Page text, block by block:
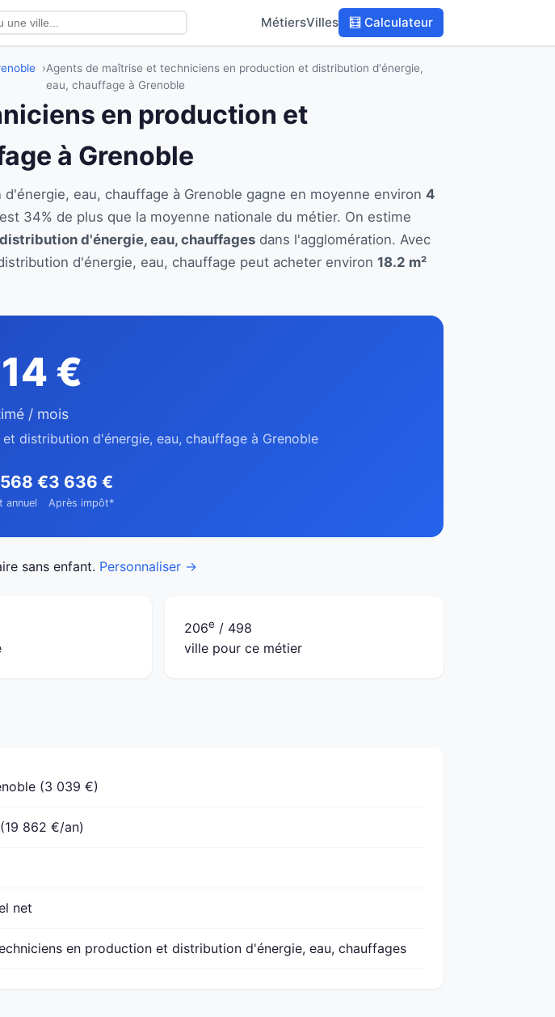
MétiersVilles 🧮 Calculateur
Agents de maîtrise et techniciens en production et distribution d'énergie,
eau, chauffage à Grenoble
en production et
à Grenoble
eau, chauffage à Grenoble gagne en moyenne environ 4
34% de plus que la moyenne nationale du métier. On estime
d'énergie, eau, chauffages dans l'agglomération. Avec
d'énergie, eau, chauffage peut acheter environ 18.2 m²
€
/ mois
distribution d'énergie, eau, chauffage à Grenoble
€
annuel
3 636 €
Après impôt*
sans enfant. Personnaliser →
206e / 498
ville pour ce métier
(3 039 €)
862 €/an)
net
en production et distribution d'énergie, eau, chauffages